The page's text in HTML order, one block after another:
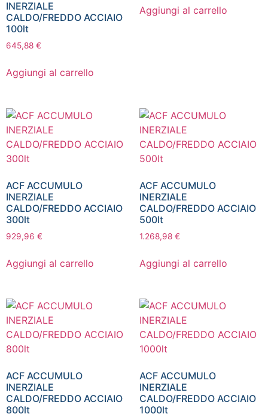
INERZIALE
CALDO/FREDDO ACCIAIO
100lt
645,88 €
Aggiungi al carrello
Aggiungi al carrello
ACF ACCUMULO
INERZIALE
CALDO/FREDDO ACCIAIO
300lt
929,96 €
Aggiungi al carrello
ACF ACCUMULO
INERZIALE
CALDO/FREDDO ACCIAIO
500lt
1.268,98 €
Aggiungi al carrello
ACF ACCUMULO
INERZIALE
CALDO/FREDDO ACCIAIO
800lt
ACF ACCUMULO
INERZIALE
CALDO/FREDDO ACCIAIO
1000lt